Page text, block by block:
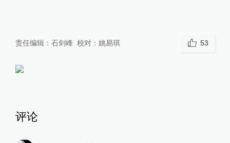
责任编辑： 石剑峰 校对： 姚易琪 53
评论